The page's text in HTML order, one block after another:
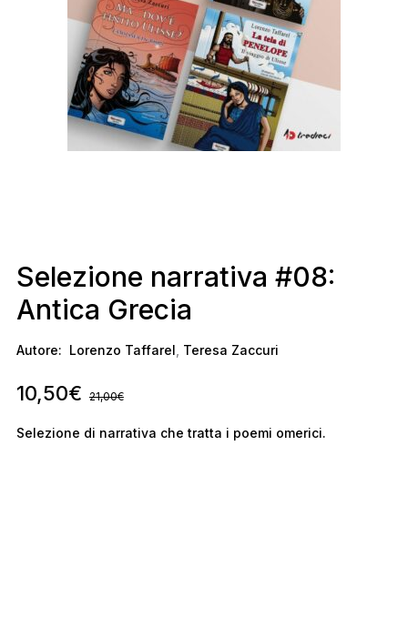
Selezione narrativa #08:
Antica Grecia
Autore: Lorenzo Taffarel Teresa Zaccuri
10,50€ 21,00€
Selezione di narrativa che tratta i poemi omerici.